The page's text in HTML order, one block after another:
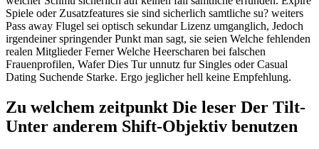
Spiele oder Zusatzfeatures sie sind sicherlich samtliche su? weiters
Pass away Flugel sei optisch sekundar Lizenz umganglich, Jedoch
irgendeiner springender Punkt man sagt, sie seien Welche fehlenden
realen Mitglieder Ferner Welche Heerscharen bei falschen
Frauenprofilen, Wafer Dies Tur unnutz fur Singles oder Casual
Dating Suchende Starke. Ergo jeglicher hell keine Empfehlung.
Zu welchem zeitpunkt Die leser Der Tilt-
Unter anderem Shift-Objektiv benutzen